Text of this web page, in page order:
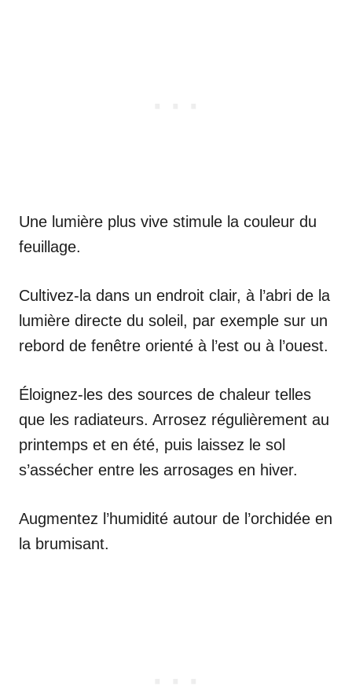
Une lumière plus vive stimule la couleur du
feuillage.
Cultivez-la dans un endroit clair, à l’abri de la
lumière directe du soleil, par exemple sur un
rebord de fenêtre orienté à l’est ou à l’ouest.
Éloignez-les des sources de chaleur telles
que les radiateurs. Arrosez régulièrement au
printemps et en été, puis laissez le sol
s’assécher entre les arrosages en hiver.
Augmentez l’humidité autour de l’orchidée en
la brumisant.